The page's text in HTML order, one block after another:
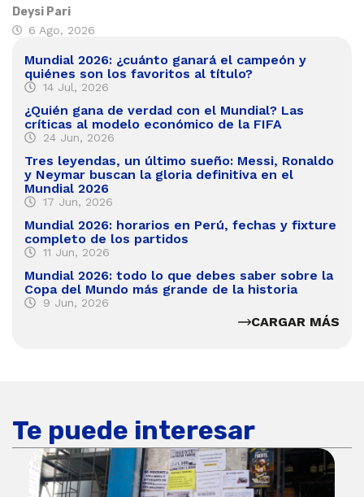
Deysi Pari
6 Ago, 2026
Mundial 2026: ¿cuánto ganará el campeón y
quiénes son los favoritos al título?
14 Jul, 2026
¿Quién gana de verdad con el Mundial? Las
críticas al modelo económico de la FIFA
24 Jun, 2026
Tres leyendas, un último sueño: Messi, Ronaldo
y Neymar buscan la gloria definitiva en el
Mundial 2026
17 Jun, 2026
Mundial 2026: horarios en Perú, fechas y fixture
completo de los partidos
11 Jun, 2026
Mundial 2026: todo lo que debes saber sobre la
Copa del Mundo más grande de la historia
9 Jun, 2026
CARGAR MÁS
Te puede interesar